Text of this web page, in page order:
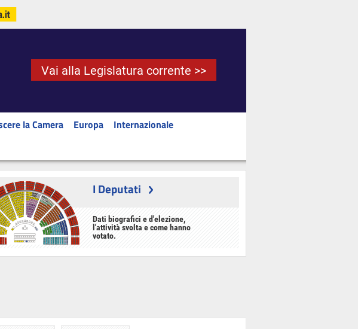
Vai alla Legislatura corrente >>
la Camera Europa
Internazionale
I Deputati
Dati biografici e d'elezione,
l'attività svolta e come hanno
votato.